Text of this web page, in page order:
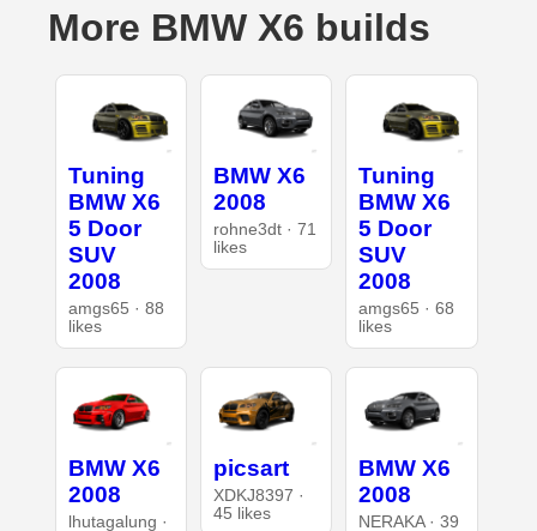
More BMW X6 builds
Tuning
BMW X6
5 Door
SUV
2008
amgs65 · 88
likes
BMW X6
2008
rohne3dt · 71
likes
Tuning
BMW X6
5 Door
SUV
2008
amgs65 · 68
likes
BMW X6
2008
lhutagalung ·
picsart
XDKJ8397 ·
45 likes
BMW X6
2008
NERAKA · 39